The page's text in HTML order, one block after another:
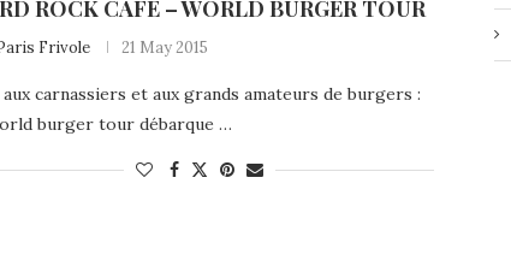
ROCK CAFÉ – WORLD BURGER TOUR
Frivole 21 May 2015
aux carnassiers et aux grands amateurs de burgers :
burger tour débarque …